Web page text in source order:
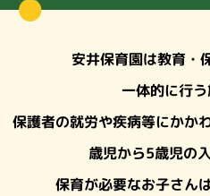
安井保育園は教育・
一体的に行う
保護者の就労や疾病等にかか
歳児から5歳児の
保育が必要なお子さん